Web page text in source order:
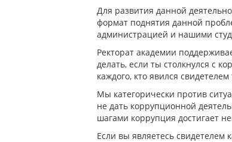
Для развития данной
формат поднятия данной
администрацией и нашими
Ректорат академии
делать, если ты столкнулся с
каждого, кто явился
Мы категорически против
не дать коррупционной
шагами коррупция достигает
Если вы являетесь свидетелем